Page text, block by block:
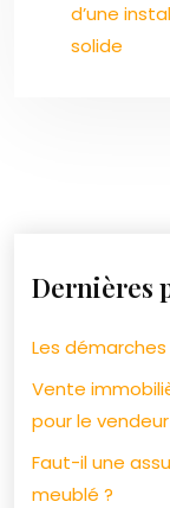
d’une
solide
Dernières
Les
Vente
pour le
Faut-il une
meublé ?